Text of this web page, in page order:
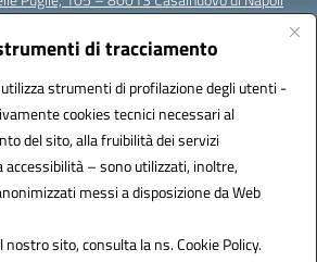
di tracciamento
strumenti di profilazione degli utenti -
cookies tecnici necessari al
del sito, alla fruibilità dei servizi
accessibilità – sono utilizzati, inoltre,
messi a disposizione da Web
nostro sito, consulta la ns. Cookie Policy.
NAEE32300A
(CUF): UFDMFG
Powered by 3D Solution S.r.l.